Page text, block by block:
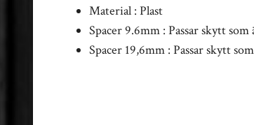
Material : Plast
Spacer 9.6mm : Passar skytt som
Spacer 19,6mm : Passar skytt